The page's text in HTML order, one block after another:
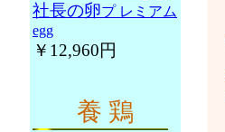
社長の卵プ レミアム
egg
￥12,960円
養 鶏